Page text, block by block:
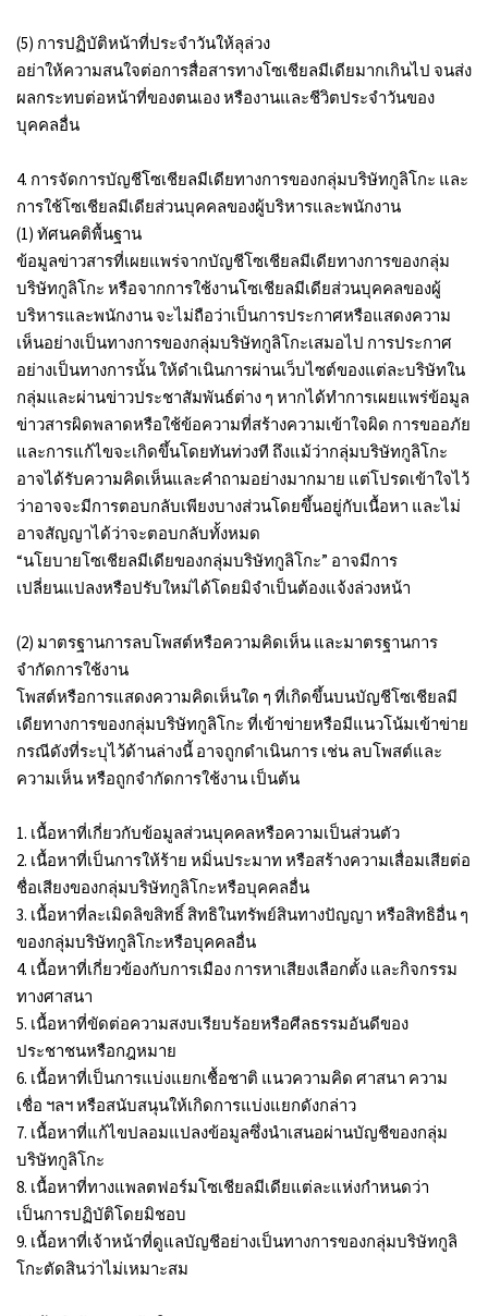
(5) การปฏิบัติหน้าที่ประจำวันให้ลุล่วง
อย่าให้ความสนใจต่อการสื่อสารทางโซเชียลมีเดียมากเกินไป จนส่ง
ผลกระทบต่อหน้าที่ของตนเอง หรืองานและชีวิตประจำวันของ
บุคคลอื่น
4. การจัดการบัญชีโซเชียลมีเดียทางการของกลุ่มบริษัทกูลิโกะ และ
การใช้โซเชียลมีเดียส่วนบุคคลของผู้บริหารและพนักงาน
(1) ทัศนคติพื้นฐาน
ข้อมูลข่าวสารที่เผยแพร่จากบัญชีโซเชียลมีเดียทางการของกลุ่ม
บริษัทกูลิโกะ หรือจากการใช้งานโซเชียลมีเดียส่วนบุคคลของผู้
บริหารและพนักงาน จะไม่ถือว่าเป็นการประกาศหรือแสดงความ
เห็นอย่างเป็นทางการของกลุ่มบริษัทกูลิโกะเสมอไป การประกาศ
อย่างเป็นทางการนั้น ให้ดำเนินการผ่านเว็บไซต์ของแต่ละบริษัทใน
กลุ่มและผ่านข่าวประชาสัมพันธ์ต่าง ๆ หากได้ทำการเผยแพร่ข้อมูล
ข่าวสารผิดพลาดหรือใช้ข้อความที่สร้างความเข้าใจผิด การขออภัย
และการแก้ไขจะเกิดขึ้นโดยทันท่วงที ถึงแม้ว่ากลุ่มบริษัทกูลิโกะ
อาจได้รับความคิดเห็นและคำถามอย่างมากมาย แต่โปรดเข้าใจไว้
ว่าอาจจะมีการตอบกลับเพียงบางส่วนโดยขึ้นอยู่กับเนื้อหา และไม่
อาจสัญญาได้ว่าจะตอบกลับทั้งหมด
“นโยบายโซเชียลมีเดียของกลุ่มบริษัทกูลิโกะ” อาจมีการ
เปลี่ยนแปลงหรือปรับใหม่ได้โดยมิจำเป็นต้องแจ้งล่วงหน้า
(2) มาตรฐานการลบโพสต์หรือความคิดเห็น และมาตรฐานการ
จำกัดการใช้งาน
โพสต์หรือการแสดงความคิดเห็นใด ๆ ที่เกิดขึ้นบนบัญชีโซเชียลมี
เดียทางการของกลุ่มบริษัทกูลิโกะ ที่เข้าข่ายหรือมีแนวโน้มเข้าข่าย
กรณีดังที่ระบุไว้ด้านล่างนี้ อาจถูกดำเนินการ เช่น ลบโพสต์และ
ความเห็น หรือถูกจำกัดการใช้งาน เป็นต้น
1. เนื้อหาที่เกี่ยวกับข้อมูลส่วนบุคคลหรือความเป็นส่วนตัว
2. เนื้อหาที่เป็นการให้ร้าย หมิ่นประมาท หรือสร้างความเสื่อมเสียต่อ
ชื่อเสียงของกลุ่มบริษัทกูลิโกะหรือบุคคลอื่น
3. เนื้อหาที่ละเมิดลิขสิทธิ์ สิทธิในทรัพย์สินทางปัญญา หรือสิทธิอื่น ๆ
ของกลุ่มบริษัทกูลิโกะหรือบุคคลอื่น
4. เนื้อหาที่เกี่ยวข้องกับการเมือง การหาเสียงเลือกตั้ง และกิจกรรม
ทางศาสนา
5. เนื้อหาที่ขัดต่อความสงบเรียบร้อยหรือศีลธรรมอันดีของ
ประชาชนหรือกฎหมาย
6. เนื้อหาที่เป็นการแบ่งแยกเชื้อชาติ แนวความคิด ศาสนา ความ
เชื่อ ฯลฯ หรือสนับสนุนให้เกิดการแบ่งแยกดังกล่าว
7. เนื้อหาที่แก้ไขปลอมแปลงข้อมูลซึ่งนำเสนอผ่านบัญชีของกลุ่ม
บริษัทกูลิโกะ
8. เนื้อหาที่ทางแพลตฟอร์มโซเชียลมีเดียแต่ละแห่งกำหนดว่า
เป็นการปฏิบัติโดยมิชอบ
9. เนื้อหาที่เจ้าหน้าที่ดูแลบัญชีอย่างเป็นทางการของกลุ่มบริษัทกูลิ
โกะตัดสินว่าไม่เหมาะสม